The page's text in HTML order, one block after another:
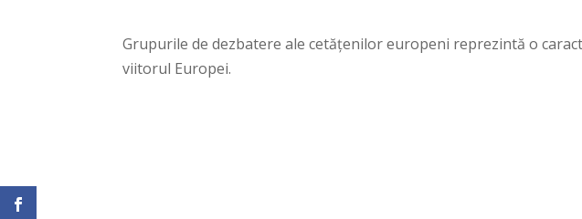
Grupurile de dezbatere ale cetățenilor europeni reprezintă o
viitorul Europei.